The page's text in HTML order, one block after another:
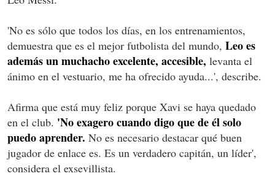
'No es sólo que todos los días, en los entrenamientos,
demuestra que es el mejor futbolista del mundo, Leo es
además un muchacho excelente, accesible, levanta el
ánimo en el vestuario, me ha ofrecido ayuda...', describe.
Afirma que está muy feliz porque Xavi se haya quedado
en el club. 'No exagero cuando digo que de él solo
puedo aprender. No es necesario destacar qué buen
jugador de enlace es. Es un verdadero capitán, un líder',
considera el exsevillista.